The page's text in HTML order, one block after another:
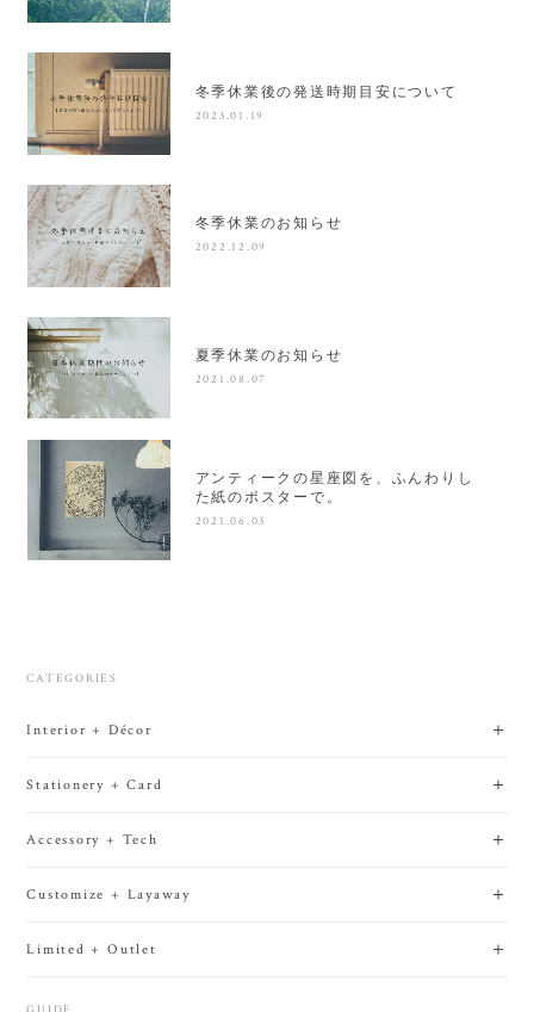
冬季休業後の発送時期目安について
2023.01.19
冬季休業のお知らせ
2022.12.09
夏季休業のお知らせ
2021.08.07
アンティークの星座図を、ふんわりし
た紙のポスターで。
2021.06.03
CATEGORIES
Interior + Décor
Stationery + Card
Accessory + Tech
Customize + Layaway
Limited + Outlet